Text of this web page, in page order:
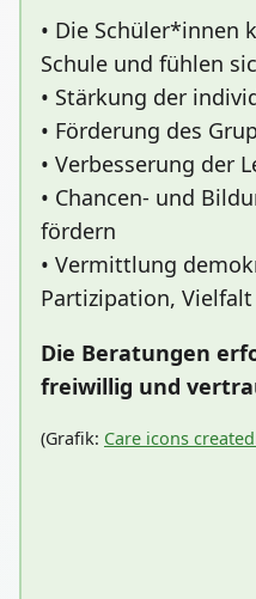
• Die Schüler*innen
Schule und fühlen
• Stärkung der
• Förderung des
• Verbesserung der
• Chancen- und
fördern
• Vermittlung
Partizipation,
Die Beratungen
freiwillig und
(Grafik: Care icons